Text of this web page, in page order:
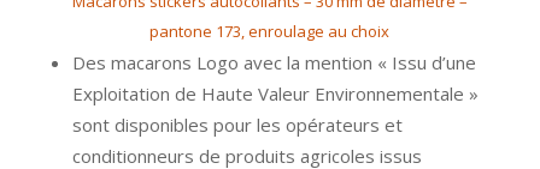
pantone 173, enroulage au choix
Des macarons Logo avec la mention « Issu d’une
Exploitation de Haute Valeur Environnementale »
sont disponibles pour les opérateurs et
conditionneurs de produits agricoles issus